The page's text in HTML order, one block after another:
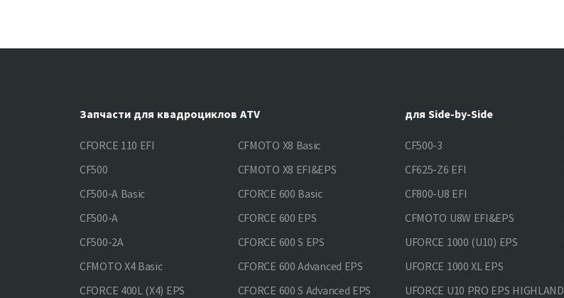
Запчасти для квадроциклов ATV
CFORCE 110 EFI
CF500
CF500-A Basic
CF500-A
CF500-2A
CFMOTO X4 Basic
CFORCE 400L (X4) EPS
CFMOTO X8 Basic
CFMOTO X8 EFI&EPS
CFORCE 600 Basic
CFORCE 600 EPS
CFORCE 600 S EPS
CFORCE 600 Advanced EPS
CFORCE 600 S Advanced EPS
для Side-by-Side
CF500-3
CF625-Z6 EFI
CF800-U8 EFI
CFMOTO U8W EFI&EPS
UFORCE 1000 (U10) EPS
UFORCE 1000 XL EPS
UFORCE U10 PRO EPS HIGHLAND